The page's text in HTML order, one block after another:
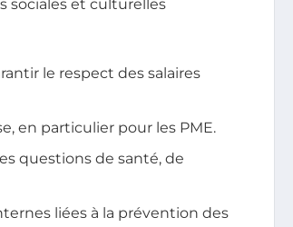
sociales et culturelles
le respect des salaires
en particulier pour les PME.
questions de santé, de
liées à la prévention des